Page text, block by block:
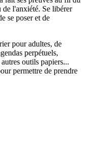
de l'anxiété. Se libérer
se poser et de
pour adultes, de
perpétuels,
outils papiers...
permettre de prendre